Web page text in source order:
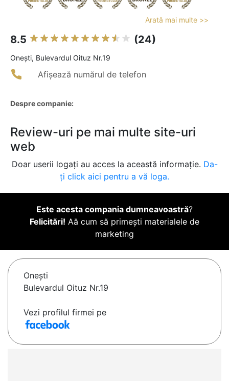
Arată mai multe >>
8.5 (24)
Oneşti, Bulevardul Oituz Nr.19
Afișează numărul de telefon
Despre companie:
Review-uri pe mai multe site-uri
web
Doar userii logați au acces la această informație. Da-
ți click aici pentru a vă loga.
Este acesta compania dumneavoastră?
Felicitări! Aă cum să primești materialele de
marketing
Oneşti
Bulevardul Oituz Nr.19
Vezi profilul firmei pe